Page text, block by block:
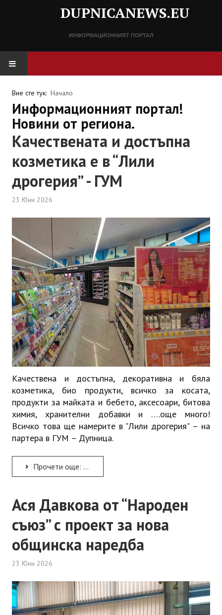
DUPNICANEWS.EU
ИНФОРМАЦИОННИЯТ ПОРТАЛ
НОВИНИ
СПРАВОЧНИК
Разписание
Важни телефонни номера
КОНТАКТИ
ЗА РЕГИОНА
Бележити дупничани
История
Населени места
ЗАБРАВЕНАТА ДУПНИЦА
СВОБОДНИ РАБОТНИ МЕСТА
Вие сте тук: Начало
Информационният портал!
Новини от региона.
Качествената и достъпна
козметика е в “Лили
дрогерия” - ГУМ
23 Юни 2026
Качествена и достъпна, декоративна и бяла
козметика, био продукти, всичко за косата,
продукти за майката и бебето, аксесоари, битова
химия, хранителни добавки и ….още много!
Всичко това ще намерите в "Лили дрогерия" – на
партера в ГУМ – Дупница.
Прочети още: Качествената и достъпна козметика е в “Лили дрогерия” - ГУМ
Ася Давкова от “Народен
съюз” с проект за нова
общинска наредба
23 Юни 2026